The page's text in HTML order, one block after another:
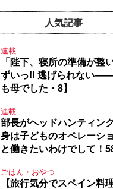
人気記事
連載
「陛下、寝所の準備が整
ずいっ!! 逃げられない
も母でした・8】
連載
部長がヘッドハンティン
身は子どものオペレーシ
と働きたいわけでして！
ごはん・おやつ
【旅行気分でスペイン料